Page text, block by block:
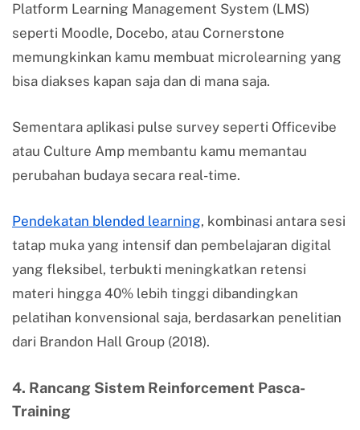
Platform Learning Management System (LMS)
seperti Moodle, Docebo, atau Cornerstone
memungkinkan kamu membuat microlearning yang
bisa diakses kapan saja dan di mana saja.
Sementara aplikasi pulse survey seperti Officevibe
atau Culture Amp membantu kamu memantau
perubahan budaya secara real-time.
Pendekatan blended learning, kombinasi antara sesi
tatap muka yang intensif dan pembelajaran digital
yang fleksibel, terbukti meningkatkan retensi
materi hingga 40% lebih tinggi dibandingkan
pelatihan konvensional saja, berdasarkan penelitian
dari Brandon Hall Group (2018).
4. Rancang Sistem Reinforcement Pasca-
Training